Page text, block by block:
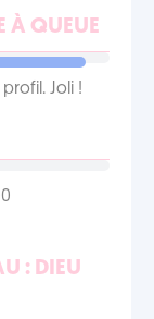
À QUEUE
Joli !
: DIEU